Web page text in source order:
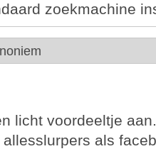
zoekmachine
licht voordeeltje
als